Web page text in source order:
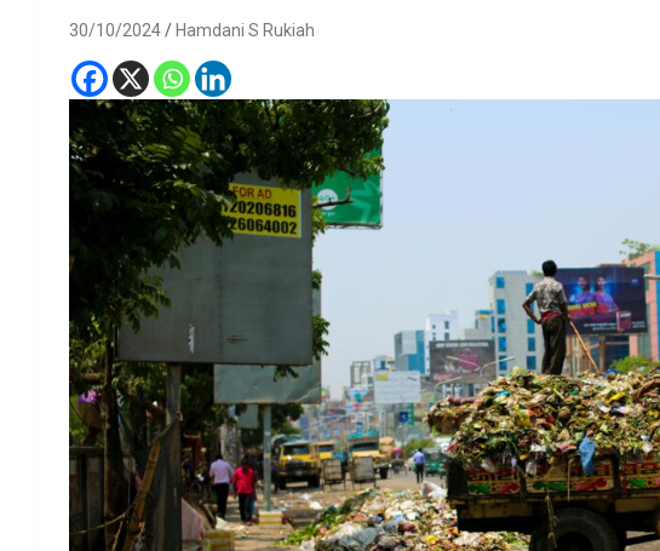
30/10/2024 Hamdani S Rukiah